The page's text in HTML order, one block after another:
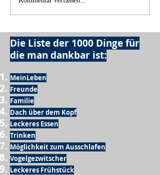
Die Liste der 1000 Dinge für
die man dankbar ist:
MeinLeben
Freunde
Familie
Dach über dem Kopf
Leckeres Essen
Trinken
Möglichkeit zum Ausschlafen
Vogelgezwitscher
Leckeres Frühstück